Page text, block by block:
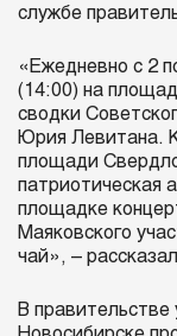
службе
«Ежедневно с 2
(14:00) на
сводки
Юрия Левитана.
площади
патриотическая
площадке
Маяковского
чай», –
В